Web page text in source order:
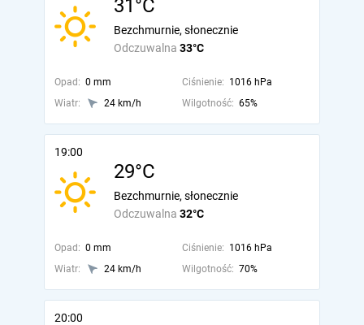
31°C
Odczuwalna 33°C
Bezchmurnie, słonecznie
Opad: 0 mm Ciśnienie: 1016 hPa
Wiatr:
24 km/h Wilgotność: 65%
19:00
29°C
Odczuwalna 32°C
Bezchmurnie, słonecznie
Opad: 0 mm Ciśnienie: 1016 hPa
Wiatr:
24 km/h Wilgotność: 70%
20:00